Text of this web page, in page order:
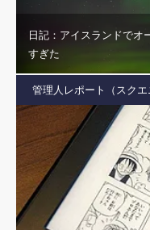
日記：アイスランドで
すぎた
管理人レポート（スクエ